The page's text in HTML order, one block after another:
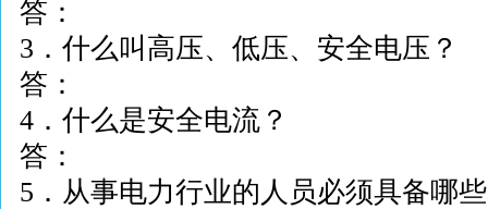
答：
3 ．什么叫高压、低压、安全电压？
答：
4 ．什么是安全电流？
答：
5 ．从事电力行业的人员必须具备哪